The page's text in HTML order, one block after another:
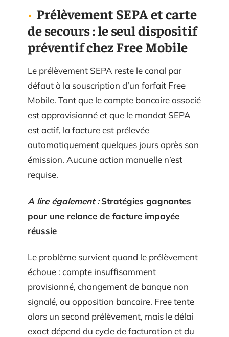
Prélèvement SEPA et carte
de secours : le seul dispositif
préventif chez Free Mobile
Le prélèvement SEPA reste le canal par
défaut à la souscription d’un forfait Free
Mobile. Tant que le compte bancaire associé
est approvisionné et que le mandat SEPA
est actif, la facture est prélevée
automatiquement quelques jours après son
émission. Aucune action manuelle n’est
requise.
A lire également : Stratégies gagnantes
pour une relance de facture impayée
réussie
Le problème survient quand le prélèvement
échoue : compte insuffisamment
provisionné, changement de banque non
signalé, ou opposition bancaire. Free tente
alors un second prélèvement, mais le délai
exact dépend du cycle de facturation et du